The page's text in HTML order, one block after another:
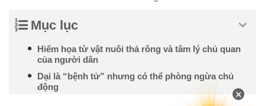
Mục lục
Hiểm họa từ vật nuôi thả rông và tâm lý chủ quan
của người dân
Dại là “bệnh tử” nhưng có thể phòng ngừa chủ
động
×